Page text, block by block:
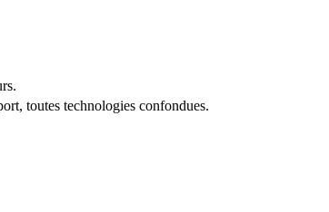
toutes technologies confondues.